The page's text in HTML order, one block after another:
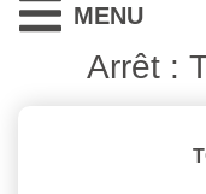
MENU
Arrêt :